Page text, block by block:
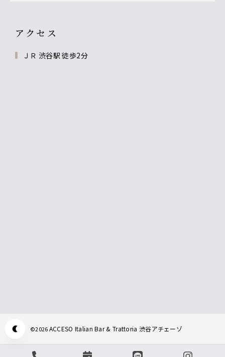
アクセス
ＪＲ 渋谷駅 徒歩2分
©2026ACCESO Italian Bar & Trattoria 渋谷アチェーゾ
Appearance mode switch